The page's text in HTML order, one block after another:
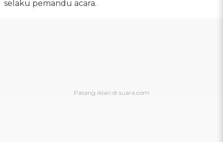
selaku pemandu acara.